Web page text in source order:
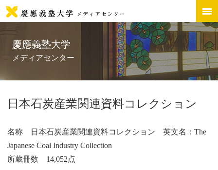
慶應義塾大学
メディアセンター
日本石炭産業関連資料コレクション
名称 日本石炭産業関連資料コレクション 英文名：The
Japanese Coal Industry Collection
所蔵冊数 14,052点